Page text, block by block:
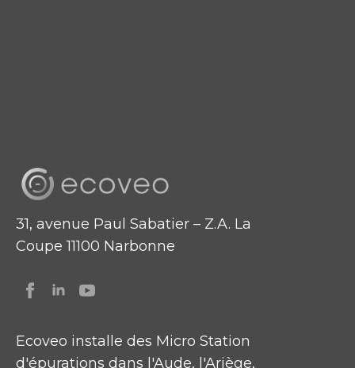
31, avenue Paul Sabatier – Z.A. La
Coupe 11100 Narbonne
Ecoveo installe des Micro Station
d'épurations dans l'Aude, l'Ariège,